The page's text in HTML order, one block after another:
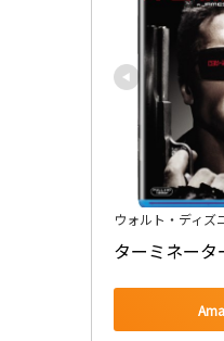
ウォルト・ディズ
ターミネー